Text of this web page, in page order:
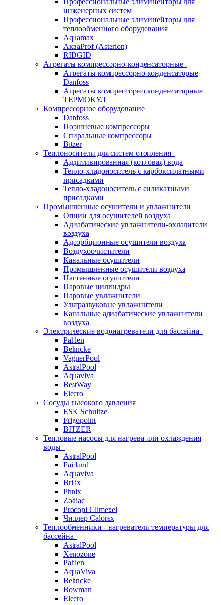
Профессиональные элиминейторы для
инженерных систем
Профессиональные элиминейторы для
теплообменного оборудования
Aquamax
АкваProf (Asterion)
RIDGID
Агрегаты компрессорно-конденсаторные
Агрегаты компрессорно-конденсаторые
Danfoss
Агрегаты компрессорно-конденсаторные
ТЕРМОКУЛ
Компрессорное оборудование
Danfoss
Поршневые компрессоры
Спиральные компрессоры
Bitzer
Теплоносители для систем отопления
Аддитивированная (котловая) вода
Тепло-хладоноситель с карбоксилатными
присадками
Тепло-хладоноситель с силикатными
присадками
Промышленные осушители и увлажнители
Опции для осушителей воздуха
Адиабатические увлажнители-охладители
воздуха
Адсорбционные осушители воздуха
Воздухоочистители
Канальные осушители
Промышленные осушители воздуха
Настенные осушители
Паровые цилиндры
Паровые увлажнители
Ультразвуковые увлажнители
Канальные адиабатические увлажнители
воздуха
Электрические водонагреватели для бассейна
Pahlen
Behncke
VagnerPool
AstralPool
Aquaviva
BestWay
Elecro
Сосуды высокого давления
ESK Schultze
Frigopoint
BITZER
Тепловые насосы для нагрева или охлаждения
воды
AstralPool
Fairland
Aquaviva
Brilix
Phnix
Zodiac
Procopi Climexel
Чиллер Calorex
Теплообменники - нагреватели температуры для
бассейна
AstralPool
Xenozone
Pahlen
AquaViva
Behncke
Bowman
Elecro